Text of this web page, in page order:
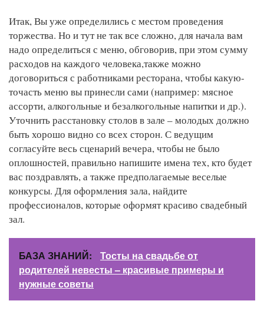
Итак, Вы уже определились с местом проведения
торжества. Но и тут не так все сложно, для начала вам
надо определиться с меню, обговорив, при этом сумму
расходов на каждого человека,также можно
договориться с работниками ресторана, чтобы какую-
точасть меню вы принесли сами (например: мясное
ассорти, алкогольные и безалкогольные напитки и др.).
Уточнить расстановку столов в зале – молодых должно
быть хорошо видно со всех сторон. С ведущим
согласуйте весь сценарий вечера, чтобы не было
оплошностей, правильно напишите имена тех, кто будет
вас поздравлять, а также предполагаемые веселые
конкурсы. Для оформления зала, найдите
профессионалов, которые оформят красиво свадебный
зал.
БАЗА ЗНАНИЙ:
Тосты на свадьбе от
родителей невесты – красивые примеры и
нужные советы